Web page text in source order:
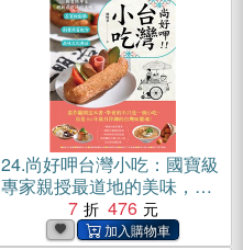
24.尚好呷台灣小吃：國寶級
專家親授最道地的美味，在
家輕鬆學╳創業致富配方╳
品味文化典故(電子書)
7 476